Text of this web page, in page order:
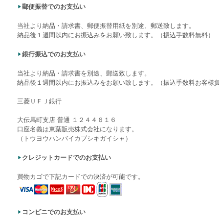
郵便振替でのお支払い
当社より納品・請求書、郵便振替用紙を別途、郵送致します。
納品後１週間以内にお振込みをお願い致します。（振込手数料無料）
銀行振込でのお支払い
当社より納品・請求書を別途、郵送致します。
納品後１週間以内にお振込みをお願い致します。（振込手数料お客様
三菱ＵＦＪ銀行
大伝馬町支店 普通 １２４４６１６
口座名義は東葉販売株式会社になります。
（トウヨウハンバイカブシキガイシャ）
クレジットカードでのお支払い
買物カゴで下記カードでの決済が可能です。
コンビニでのお支払い